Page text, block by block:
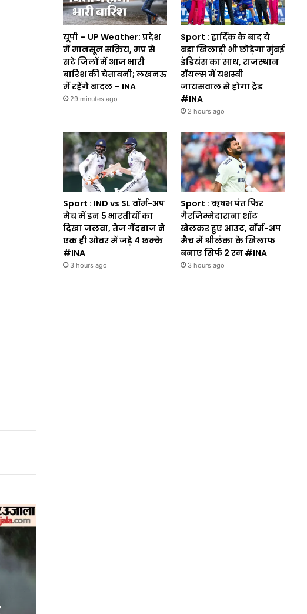
यूपी – UP Weather: प्रदेश
में मानसून सक्रिय, मप्र से
सटे जिलों में आज भारी
बारिश की चेतावनी; लखनऊ
में रहेंगे बादल – INA
29 minutes ago
Sport : हार्दिक के बाद ये
बड़ा खिलाड़ी भी छोड़ेगा मुंबई
इंडियंस का साथ, राजस्थान
रॉयल्स में यशस्वी
जायसवाल से होगा ट्रेड
#INA
2 hours ago
Sport : IND vs SL वॉर्म-अप
मैच में इन 5 भारतीयों का
दिखा जलवा, तेज गेंदबाज ने
एक ही ओवर में जड़े 4 छक्के
#INA
3 hours ago
Sport : ऋषभ पंत फिर
गैरजिम्मेदाराना शॉट
खेलकर हुए आउट, वॉर्म-अप
मैच में श्रीलंका के खिलाफ
बनाए सिर्फ 2 रन #INA
3 hours ago